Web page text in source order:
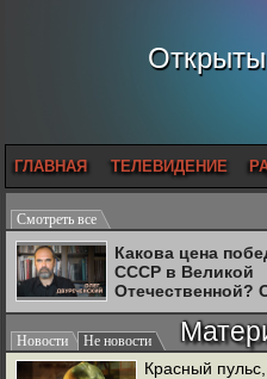
ГЛАВНАЯ ТЕЛЕВИДЕНИЕ
Смотреть все
Какова цена
СССР в Великой
Отечественной?
Двуреченский о
потерянной
Новости Не новости
Красный